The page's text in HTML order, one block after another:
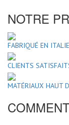
NOTRE
FABRIQUÉ EN ITALIE
CLIENTS
MATÉRIAUX HAUT